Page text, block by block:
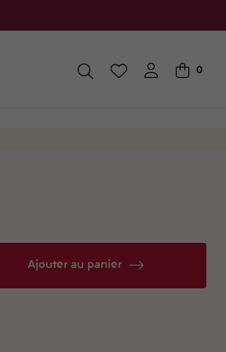
0
Ajouter au panier